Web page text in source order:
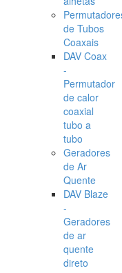
de Tubos
Coaxais
DAV Coax
-
Permutador
de calor
coaxial
tubo a
tubo
Geradores
de Ar
Quente
DAV Blaze
-
Geradores
de ar
quente
direto